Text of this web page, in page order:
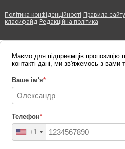
Політика конфіденційності Правила сайту
класифайд Редакційна політика
Маємо для підприємців пропозицію
контакті дані, ми зв'яжемось з вами
Ваше ім'я*
Телефон*
+1